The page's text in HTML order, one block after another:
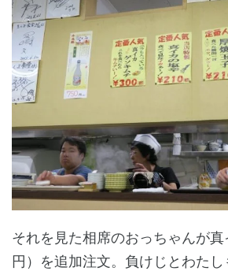
それを見た相席のおっちゃんが
円）を追加注文。負けじとわた